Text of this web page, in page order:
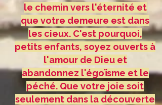
le chemin vers l'éternité et
que votre demeure est dans
les cieux. C'est pourquoi,
petits enfants, soyez ouverts à
l'amour de Dieu et
abandonnez l'égoïsme et le
péché. Que votre joie soit
seulement dans la découverte